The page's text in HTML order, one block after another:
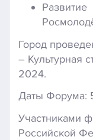
Город
– Культурная
2024.
Даты Форума:
Участниками
Российской